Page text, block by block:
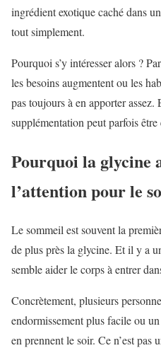
ingrédient exotique caché dans
tout simplement.
Pourquoi s’y intéresser alors ?
les besoins augmentent ou les
pas toujours à en apporter assez.
supplémentation peut parfois être
Pourquoi la glycine
l’attention pour le
Le sommeil est souvent la
de plus près la glycine. Et il y a
semble aider le corps à entrer
Concrètement, plusieurs
endormissement plus facile ou
en prennent le soir. Ce n’est pas